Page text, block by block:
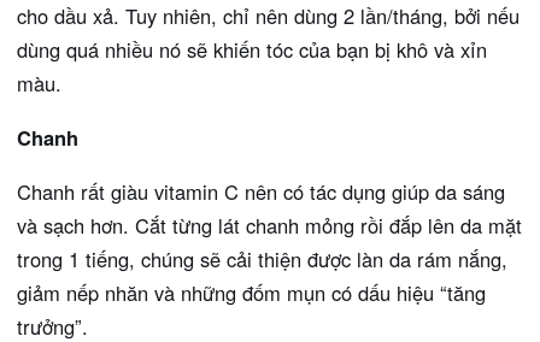
cho dầu xả. Tuy nhiên, chỉ nên dùng 2 lần/tháng, bởi nếu
dùng quá nhiều nó sẽ khiến tóc của bạn bị khô và xỉn
màu.
Chanh
Chanh rất giàu vitamin C nên có tác dụng giúp da sáng
và sạch hơn. Cắt từng lát chanh mỏng rồi đắp lên da mặt
trong 1 tiếng, chúng sẽ cải thiện được làn da rám nắng,
giảm nếp nhăn và những đốm mụn có dấu hiệu “tăng
trưởng”.